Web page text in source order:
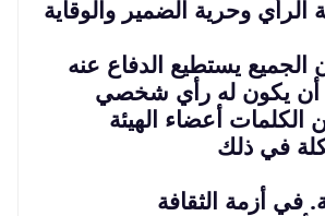
الرأي وحرية الضمير والوقاية
يستطيع الدفاع عنه
أن يكون له رأي شخصي
الكلمات أعضاء الهيئة
في ذلك
في أزمة الثقافة